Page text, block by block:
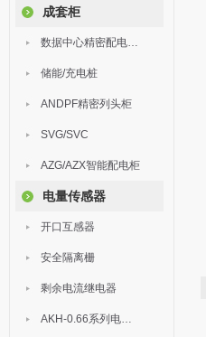
成套柜
数据中心精密配电监控装置
储能/充电桩
ANDPF精密列头柜
SVG/SVC
AZG/AZX智能配电柜
电量传感器
开口互感器
安全隔离栅
剩余电流继电器
AKH-0.66系列电流互感器